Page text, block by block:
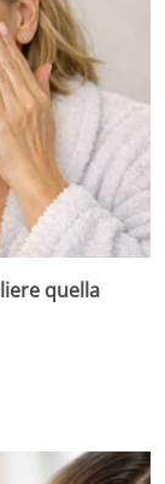
quella